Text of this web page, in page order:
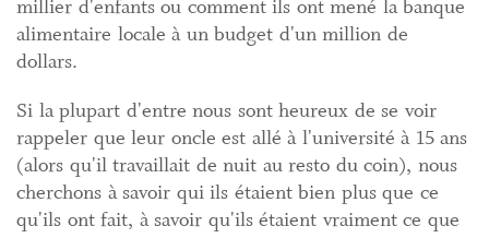
millier d'enfants ou comment ils ont mené la banque
alimentaire locale à un budget d'un million de
dollars.
Si la plupart d'entre nous sont heureux de se voir
rappeler que leur oncle est allé à l'université à 15 ans
(alors qu'il travaillait de nuit au resto du coin), nous
cherchons à savoir qui ils étaient bien plus que ce
qu'ils ont fait, à savoir qu'ils étaient vraiment ce que